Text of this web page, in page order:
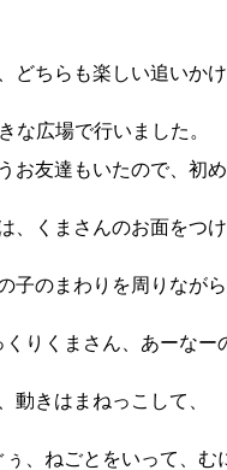
どちらも楽しい追いか
な広場で行いました。
お友達もいたので、初
、くまさんのお面をつ
子のまわりを周りなが
りくまさん、あーなー
動きはまねっこして、
、ねごとをいって、む